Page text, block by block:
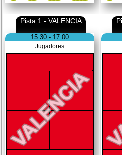
Pista 1 - VALENCIA
15:30 - 17:00
Jugadores